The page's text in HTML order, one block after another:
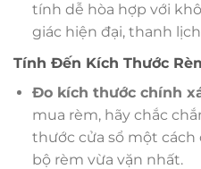
tính dễ hòa hợp với
giác hiện đại, thanh
Tính Đến Kích Thước
Đo kích thước chính
mua rèm, hãy chắc
thước cửa sổ một
bộ rèm vừa vặn nhất.